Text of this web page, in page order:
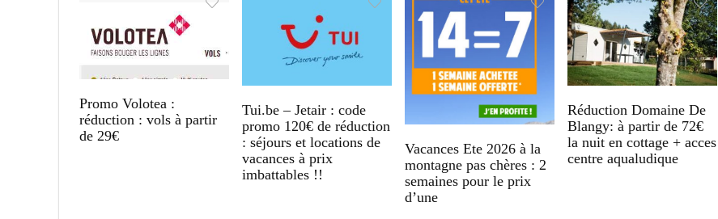
Promo Volotea :
réduction : vols à partir
de 29€
Tui.be – Jetair : code
promo 120€ de réduction
: séjours et locations de
vacances à prix
imbattables !!
Vacances Ete 2026 à la
montagne pas chères : 2
semaines pour le prix
d’une
Réduction Domaine De
Blangy: à partir de 72€
la nuit en cottage + acces
centre aqualudique